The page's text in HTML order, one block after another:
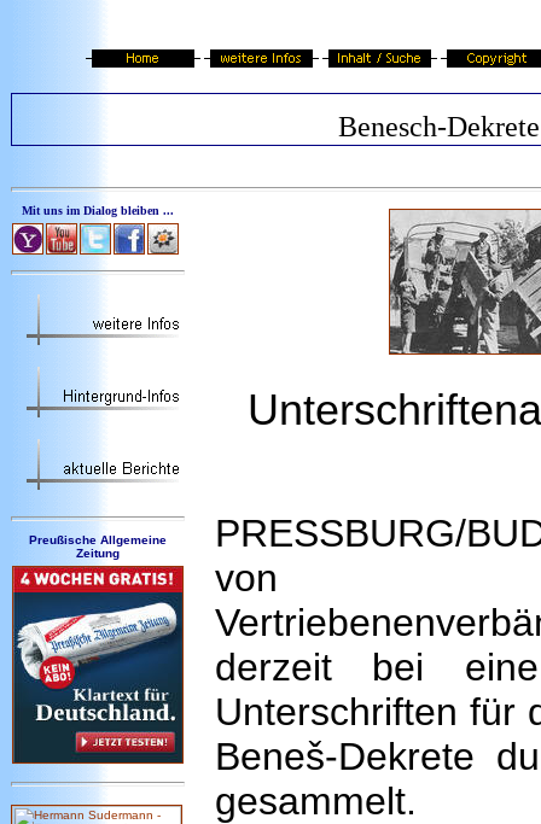
Benesch-Dekrete
Mit uns im Dialog bleiben ...
Preußische Allgemeine
Zeitung
PRESSBURG/
von
derzeit bei
Unterschriften für
Beneš-Dekrete
gesammelt.